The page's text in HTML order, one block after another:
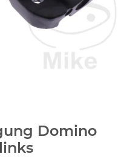
Domino